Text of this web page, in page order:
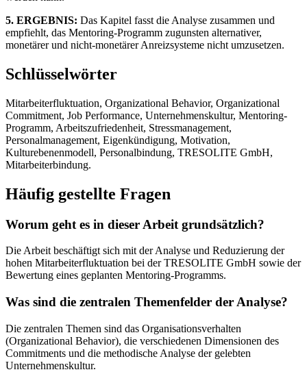
5. ERGEBNIS: Das Kapitel fasst die Analyse zusammen und
empfiehlt, das Mentoring-Programm zugunsten alternativer,
monetärer und nicht-monetärer Anreizsysteme nicht umzusetzen.
Schlüsselwörter
Mitarbeiterfluktuation, Organizational Behavior, Organizational
Commitment, Job Performance, Unternehmenskultur, Mentoring-
Programm, Arbeitszufriedenheit, Stressmanagement,
Personalmanagement, Eigenkündigung, Motivation,
Kulturebenenmodell, Personalbindung, TRESOLITE GmbH,
Mitarbeiterbindung.
Häufig gestellte Fragen
Worum geht es in dieser Arbeit grundsätzlich?
Die Arbeit beschäftigt sich mit der Analyse und Reduzierung der
hohen Mitarbeiterfluktuation bei der TRESOLITE GmbH sowie der
Bewertung eines geplanten Mentoring-Programms.
Was sind die zentralen Themenfelder der Analyse?
Die zentralen Themen sind das Organisationsverhalten
(Organizational Behavior), die verschiedenen Dimensionen des
Commitments und die methodische Analyse der gelebten
Unternehmenskultur.